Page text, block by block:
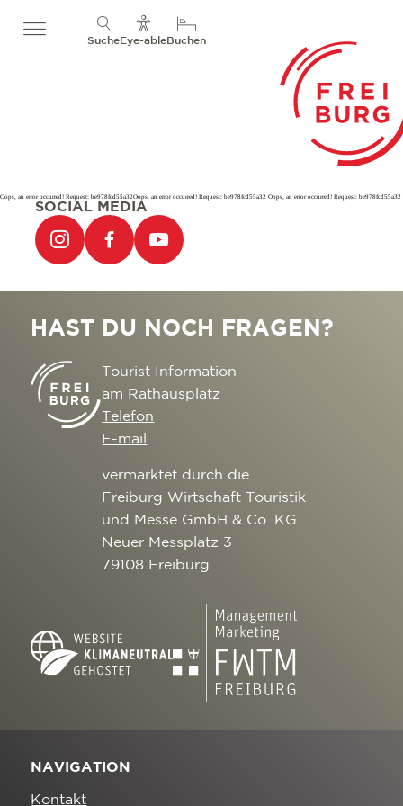
SucheEye-ableBuchen
Oops, an error occurred! Request: be978fcd55a32Oops, an error occurred! Request: be978fcd55a32 Oops, an error occurred! Request: be978fcd55a32
SOCIAL MEDIA
HAST DU NOCH FRAGEN?
Tourist Information
am Rathausplatz
Telefon
E-mail
vermarktet durch die
Freiburg Wirtschaft Touristik
und Messe GmbH & Co. KG
Neuer Messplatz 3
79108 Freiburg
NAVIGATION
Kontakt